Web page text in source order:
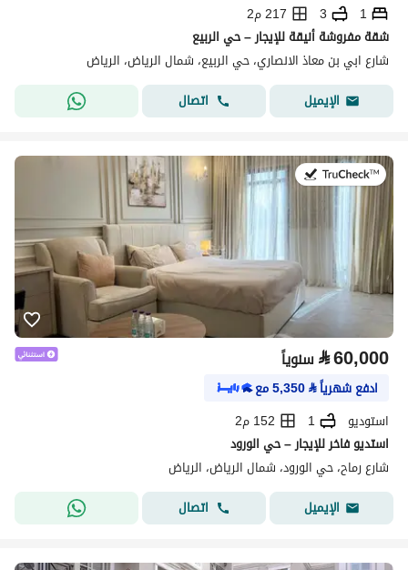
1
3
217 م2
شقة مفروشة أنيقة للإيجار – حي الربيع
شارع ابي بن معاذ الانصاري، حي الربيع، شمال الرياض، الرياض
الإيميل
اتصال
في:27 يوليو 2026
⃁60,000 سنوياً
ادفع شهرياً⃁
5,350مع
استوديو
1
152 م2
استديو فاخر للإيجار – حي الورود
شارع رماح، حي الورود، شمال الرياض، الرياض
الإيميل
اتصال